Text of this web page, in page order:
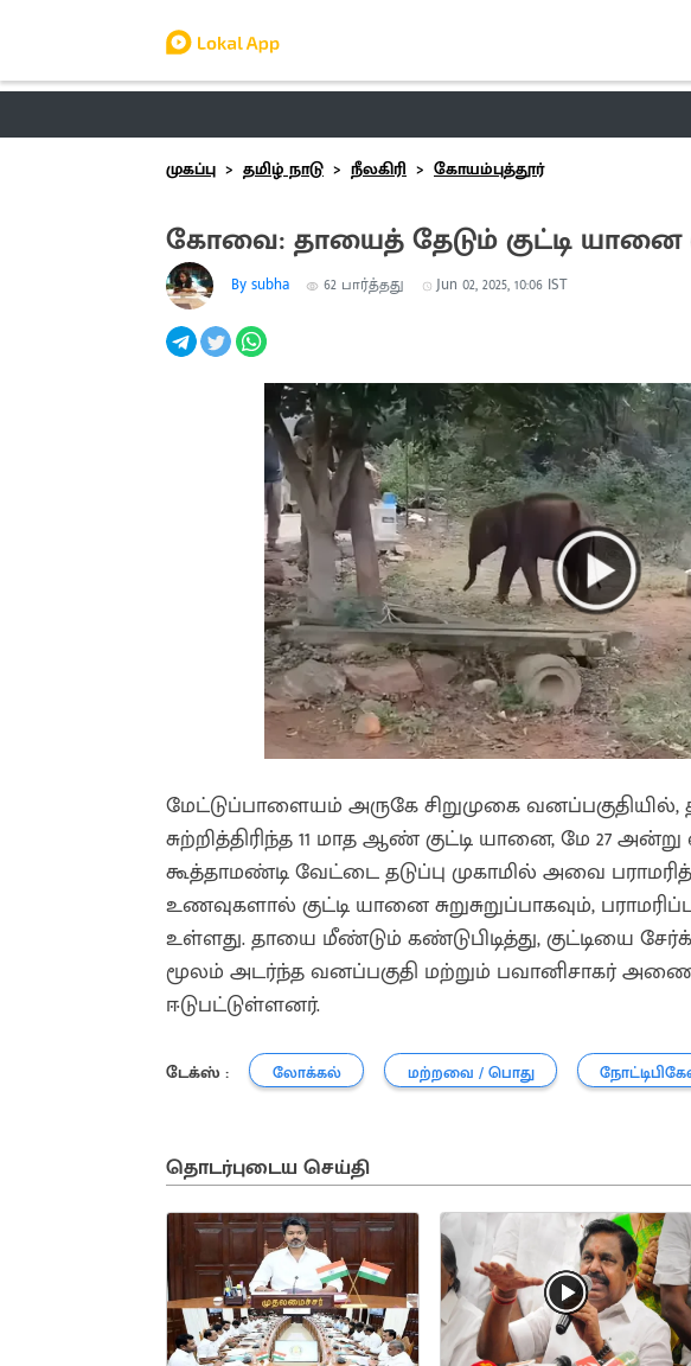
முகப்பு
தமிழ் நாடு நீலகிரி கோயம்புத்தூர்
கோவை: தாயைத் தேடும் குட்டி யானை
By subha 62 பார்த்தது Jun 02, 2025, 10:06 IST
மேட்டுப்பாளையம் அருகே சிறுமுகை வனப்பகுதியில்,
சுற்றித்திரிந்த 11 மாத ஆண் குட்டி யானை, மே 27
கூத்தாமண்டி வேட்டை தடுப்பு முகாமில் அவை
உணவுகளால் குட்டி யானை சுறுசுறுப்பாகவும்,
உள்ளது. தாயை மீண்டும் கண்டுபிடித்து, குட்டியை
மூலம் அடர்ந்த வனப்பகுதி மற்றும் பவானிசாகர்
ஈடுபட்டுள்ளனர்.
டேக்ஸ் : லோக்கல் மற்றவை / பொது
தொடர்புடைய செய்தி